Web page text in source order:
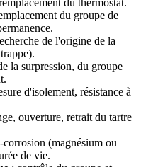
du thermostat.
du groupe de
de l'origine de la
la surpression, du groupe
d'isolement, résistance à
ouverture, retrait du tartre
corrosion (magnésium ou
de vie.